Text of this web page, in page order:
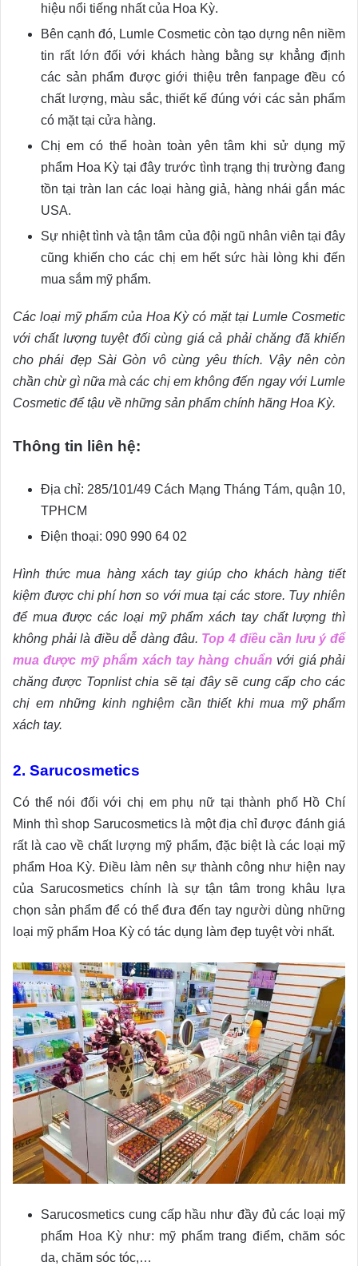
hiệu nổi tiếng nhất của Hoa Kỳ.
Bên cạnh đó, Lumle Cosmetic còn tạo dựng nên niềm
tin rất lớn đối với khách hàng bằng sự khẳng định
các sản phẩm được giới thiệu trên fanpage đều có
chất lượng, màu sắc, thiết kế đúng với các sản phẩm
có mặt tại cửa hàng.
Chị em có thể hoàn toàn yên tâm khi sử dụng mỹ
phẩm Hoa Kỳ tại đây trước tình trạng thị trường đang
tồn tại tràn lan các loại hàng giả, hàng nhái gắn mác
USA.
Sự nhiệt tình và tận tâm của đội ngũ nhân viên tại đây
cũng khiến cho các chị em hết sức hài lòng khi đến
mua sắm mỹ phẩm.
Các loại mỹ phẩm của Hoa Kỳ có mặt tại Lumle Cosmetic
với chất lượng tuyệt đối cùng giá cả phải chăng đã khiến
cho phái đẹp Sài Gòn vô cùng yêu thích. Vậy nên còn
chần chừ gì nữa mà các chị em không đến ngay với Lumle
Cosmetic để tậu về những sản phẩm chính hãng Hoa Kỳ.
Thông tin liên hệ:
Địa chỉ: 285/101/49 Cách Mạng Tháng Tám, quận 10,
TPHCM
Điện thoại: 090 990 64 02
Hình thức mua hàng xách tay giúp cho khách hàng tiết
kiệm được chi phí hơn so với mua tại các store. Tuy nhiên
để mua được các loại mỹ phẩm xách tay chất lượng thì
không phải là điều dễ dàng đâu. Top 4 điều cần lưu ý để
mua được mỹ phẩm xách tay hàng chuẩn với giá phải
chăng được Topnlist chia sẽ tại đây sẽ cung cấp cho các
chị em những kinh nghiệm cần thiết khi mua mỹ phẩm
xách tay.
2. Sarucosmetics
Có thể nói đối với chị em phụ nữ tại thành phố Hồ Chí
Minh thì shop Sarucosmetics là một địa chỉ được đánh giá
rất là cao về chất lượng mỹ phẩm, đặc biệt là các loại mỹ
phẩm Hoa Kỳ. Điều làm nên sự thành công như hiện nay
của Sarucosmetics chính là sự tận tâm trong khâu lựa
chọn sản phẩm để có thể đưa đến tay người dùng những
loại mỹ phẩm Hoa Kỳ có tác dụng làm đẹp tuyệt vời nhất.
Sarucosmetics cung cấp hầu như đầy đủ các loại mỹ
phẩm Hoa Kỳ như: mỹ phẩm trang điểm, chăm sóc
da, chăm sóc tóc,…